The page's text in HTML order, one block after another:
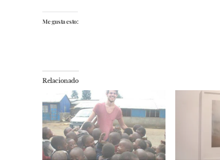
Me gusta esto:
Relacionado